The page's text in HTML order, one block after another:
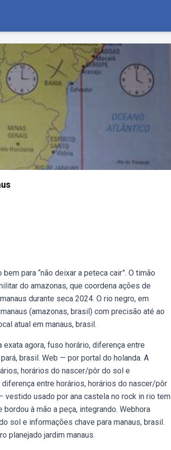
para “não deixar a peteca cair”. O timão
do amazonas, que coordena ações de
durante seca 2024. O rio negro, em
(amazonas, brasil) com precisão até ao
atual em manaus, brasil.
agora, fuso horário, diferença entre
brasil. Web — por portal do holanda. A
horários do nascer/pôr do sol e
entre horários, horários do nascer/pôr
vestido usado por ana castela no rock in rio tem
à mão a peça, integrando. Webhora
sol e informações chave para manaus, brasil.
planejado jardim manaus.